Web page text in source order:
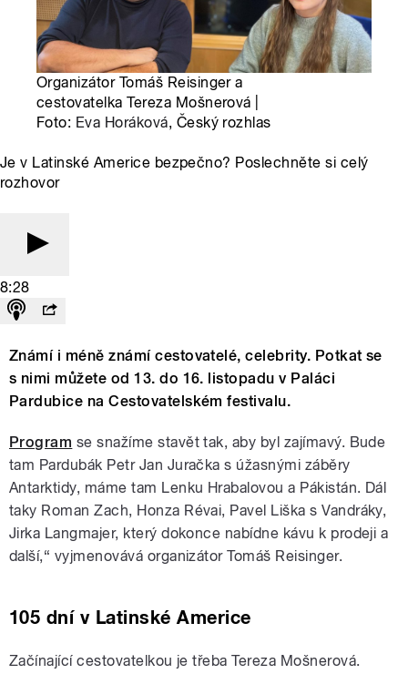
Organizátor Tomáš Reisinger a
cestovatelka Tereza Mošnerová |
Foto: Eva Horáková, Český rozhlas
Je v Latinské Americe bezpečno? Poslechněte si celý
rozhovor
8:28
Známí i méně známí cestovatelé, celebrity. Potkat se
s nimi můžete od 13. do 16. listopadu v Paláci
Pardubice na Cestovatelském festivalu.
Program se snažíme stavět tak, aby byl zajímavý. Bude
tam Pardubák Petr Jan Juračka s úžasnými záběry
Antarktidy, máme tam Lenku Hrabalovou a Pákistán. Dál
taky Roman Zach, Honza Révai, Pavel Liška s Vandráky,
Jirka Langmajer, který dokonce nabídne kávu k prodeji a
další,“ vyjmenovává organizátor Tomáš Reisinger.
105 dní v Latinské Americe
Začínající cestovatelkou je třeba Tereza Mošnerová.